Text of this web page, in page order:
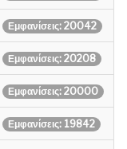
Εμφανίσεις: 20042
Εμφανίσεις: 20208
Εμφανίσεις: 20000
Εμφανίσεις: 19842